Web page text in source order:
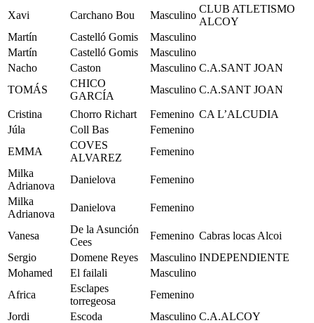
Xavi
Carchano Bou Masculino
CLUB ATLETISMO
ALCOY
Martín
Castelló Gomis
Masculino
Martín
Castelló Gomis
Masculino
Nacho
Caston Masculino C.A.SANT JOAN
TOMÁS
CHICO
GARCÍA
Masculino C.A.SANT JOAN
Cristina Chorro Richart Femenino CA L’ALCUDIA
Júla
Coll Bas
Femenino
EMMA
COVES
ALVAREZ
Femenino
Milka
Adrianova
Danielova
Femenino
Milka
Adrianova
Danielova Femenino
Vanesa
De la Asunción
Cees
Femenino Cabras locas Alcoi
Sergio
Domene Reyes Masculino INDEPENDIENTE
Mohamed
El failali
Masculino
Africa
Esclapes
torregeosa
Femenino
Jordi
Escoda Masculino C.A.ALCOY